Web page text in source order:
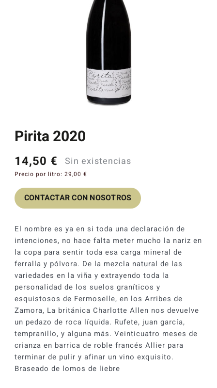
Pirita 2020
14,50 € Sin existencias
Precio por litro: 29,00 €
CONTACTAR CON NOSOTROS
El nombre es ya en si toda una declaración de
intenciones, no hace falta meter mucho la nariz en
la copa para sentir toda esa carga mineral de
ferralla y pólvora. De la mezcla natural de las
variedades en la viña y extrayendo toda la
personalidad de los suelos graníticos y
esquistosos de Fermoselle, en los Arribes de
Zamora, La británica Charlotte Allen nos devuelve
un pedazo de roca líquida. Rufete, juan garcía,
tempranillo, y alguna más. Veinticuatro meses de
crianza en barrica de roble francés Allier para
terminar de pulir y afinar un vino exquisito.
Braseado de lomos de liebre